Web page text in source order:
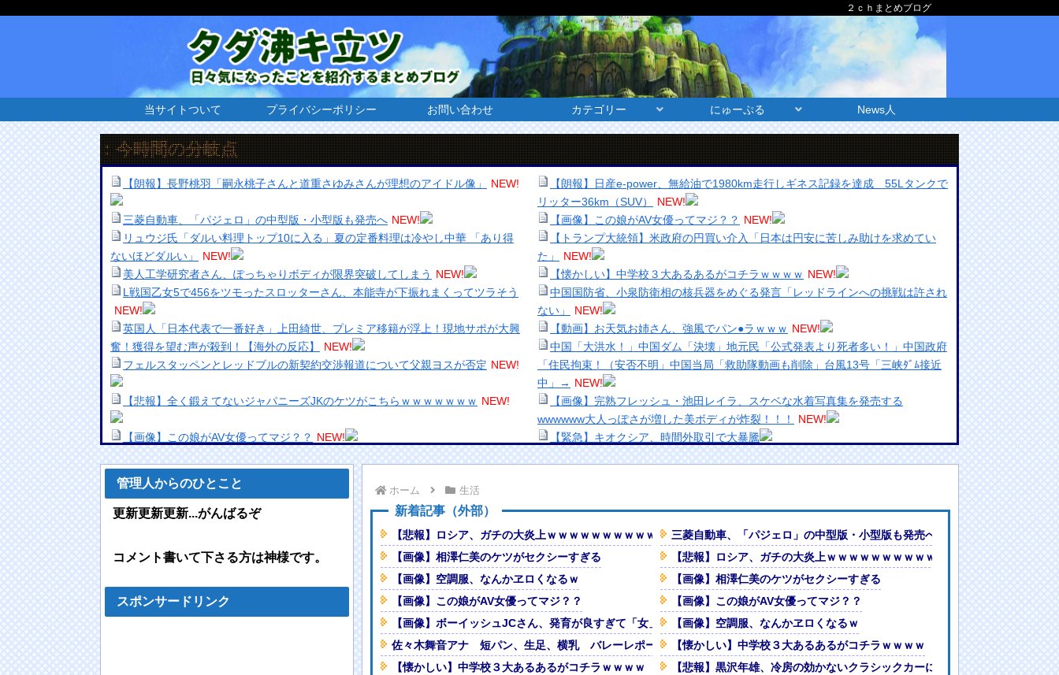
２ｃｈまとめブログ
当サイトついて プライバシーポリシー お問い合わせ カテゴリー にゅーぷる News人
今時間の分岐点
【朗報】長野桃羽「嗣永桃子さんと道重さゆみさんが理想のアイドル像」 NEW!
三菱自動車、「パジェロ」の中型版・小型版も発売へ NEW!
リュウジ氏「ダルい料理トップ10に入る」夏の定番料理は冷やし中華 「あり得
ないほどダルい」
NEW!
美人工学研究者さん、ぽっちゃりボディが限界突破してしまう NEW!
L戦国乙女5で456をツモったスロッターさん、本能寺が下振れまくってツラそう
NEW!
英国人「日本代表で一番好き」上田綺世、プレミア移籍が浮上！現地サポが大興
奮！獲得を望む声が殺到！【海外の反応】
NEW!
フェルスタッペンとレッドブルの新契約交渉報道について父親ヨスが否定 NEW!
【悲報】全く鍛えてないジャパニーズJKのケツがこちらｗｗｗｗｗｗｗ NEW!
【画像】この娘がAV女優ってマジ？？ NEW!
NEW!
ユーチューバー「撮影で使うから、この高級時計も車もぜ～んぶ経費でタダ！
ｗ」 NEW!
NEW!
ウクライナ軍参謀本部「今年のロシア軍死傷者24万人…新規兵力の募集規模を上
回る」！
NEW!
海外「日本なんて行くんじゃなかった…」 日本を知ってしまったディズニー信
者、帰国後『本家』に失望する事態に
【朗報】ドラゴンボール超さん、再評価でうっかりGTを越えてしまうｗｗｗｗ
「毎日、渋谷でデモが起きてる」と左派が心の拠り所にする動画、目撃者から総
【朗報】日産e-power、無給油で1980km走行しギネス記録を達成 55Lタンクで
リッター36km（SUV）
NEW!
【画像】この娘がAV女優ってマジ？？ NEW!
【トランプ大統領】米政府の円買い介入「日本は円安に苦しみ助けを求めてい
た」
NEW!
【懐かしい】中学校３大あるあるがコチラｗｗｗｗ NEW!
中国国防省、小泉防衛相の核兵器をめぐる発言「レッドラインへの挑戦は許され
ない」
NEW!
【動画】お天気お姉さん、強風でパン●ラｗｗｗ NEW!
中国「大洪水！」中国ダム「決壊」地元民「公式発表より死者多い！」中国政府
「住民拘束！（安否不明」中国当局「救助隊動画も削除」台風13号「三峡ﾀﾞﾑ接近
中」→ NEW!
【画像】完熟フレッシュ・池田レイラ、スケベな水着写真集を発売する
wwwwww大人っぽさが増した美ボディが炸裂！！！
NEW!
【緊急】キオクシア、時間外取引で大暴騰
い！！
熊本地震、「九州自動車道は混んでない」と実況しながら被災地へ向かう有名ア
ナなどに批判殺到 全国紙記者「最新の状況をいち早く伝えることは報道機関として
の責務」「情報を取り上げることには大きな意義がある」
【画像】顔100点、体30点の女ｗｗｗ
「洋画に日本版主題歌は必要か?」論争
【悲報】職場で無能判定された人間って割とガチめに差別されるよな・・・
ホーム 生活
新着記事（外部）
【悲報】ロシア、ガチの大炎上ｗｗｗｗｗｗｗｗｗｗｗｗ
【画像】相澤仁美のケツがセクシーすぎる
【画像】空調服、なんかヱロくなるｗ
【画像】この娘がAV女優ってマジ？？
【画像】ボーイッシュJCさん、発育が良すぎて「女」になってしまうｗｗｗｗｗｗｗｗｗｗｗｗｗｗｗｗｗ
佐々木舞音アナ 短パン、生足、横乳 バレーレポート！！
【懐かしい】中学校３大あるあるがコチラｗｗｗｗ
三菱自動車、「パジェロ」の中型版・小型版も発売へ
【悲報】ロシア、ガチの大炎上ｗｗｗｗｗｗｗｗｗｗｗｗ
【画像】相澤仁美のケツがセクシーすぎる
【画像】この娘がAV女優ってマジ？？
【画像】空調服、なんかヱロくなるｗ
【懐かしい】中学校３大あるあるがコチラｗｗｗｗ
【悲報】黒沢年雄、冷房の効かないクラシックカーに「カッコいいですか？
管理人からのひとこと
更新更新更新...がんばるぞ
コメント書いて下さる方は神様です。
スポンサードリンク